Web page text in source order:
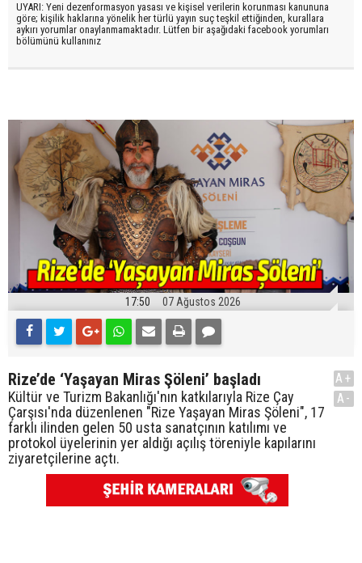
UYARI: Yeni dezenformasyon yasası ve kişisel verilerin korunması kanununa
göre; kişilik haklarına yönelik her türlü yayın suç teşkil ettiğinden, kurallara
aykırı yorumlar onaylanmamaktadır. Lütfen bir aşağıdaki facebook yorumları
bölümünü kullanınız
17:50 07 Ağustos 2026
Rize’de ‘Yaşayan Miras Şöleni’ başladı
Kültür ve Turizm Bakanlığı'nın katkılarıyla Rize Çay
Çarşısı'nda düzenlenen "Rize Yaşayan Miras Şöleni", 17
farklı ilinden gelen 50 usta sanatçının katılımı ve
protokol üyelerinin yer aldığı açılış töreniyle kapılarını
ziyaretçilerine açtı.
A+
A-